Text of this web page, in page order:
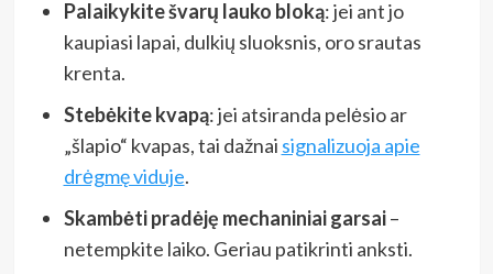
Palaikykite švarų lauko bloką: jei ant jo
kaupiasi lapai, dulkių sluoksnis, oro srautas
krenta.
Stebėkite kvapą: jei atsiranda pelėsio ar
„šlapio“ kvapas, tai dažnai signalizuoja apie
drėgmę viduje.
Skambėti pradėję mechaniniai garsai–
netempkite laiko. Geriau patikrinti anksti.